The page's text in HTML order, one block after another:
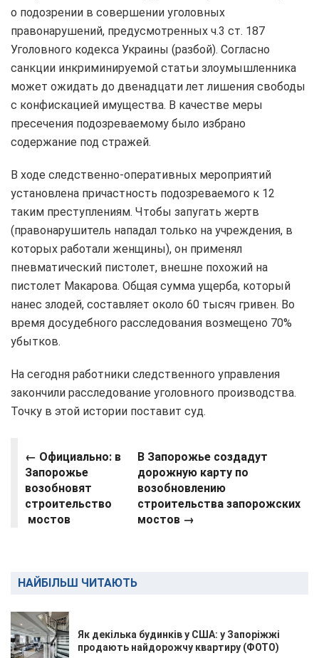
о подозрении в совершении уголовных
правонарушений, предусмотренных ч.3 ст. 187
Уголовного кодекса Украины (разбой). Согласно
санкции инкриминируемой статьи злоумышленника
может ожидать до двенадцати лет лишения свободы
с конфискацией имущества. В качестве меры
пресечения подозреваемому было избрано
содержание под стражей.
В ходе следственно-оперативных мероприятий
установлена причастность подозреваемого к 12
таким преступлениям. Чтобы запугать жертв
(правонарушитель нападал только на учреждения, в
которых работали женщины), он применял
пневматический пистолет, внешне похожий на
пистолет Макарова. Общая сумма ущерба, который
нанес злодей, составляет около 60 тысяч гривен. Во
время досудебного расследования возмещено 70%
убытков.
На сегодня работники следственного управления
закончили расследование уголовного производства.
Точку в этой истории поставит суд.
← Официально: в
Запорожье
возобновят
строительство
мостов
В Запорожье создадут
дорожную карту по
возобновлению
строительства запорожских
мостов →
НАЙБІЛЬШ ЧИТАЮТЬ
Як декілька будинків у США: у Запоріжжі
продають найдорожчу квартиру (ФОТО)